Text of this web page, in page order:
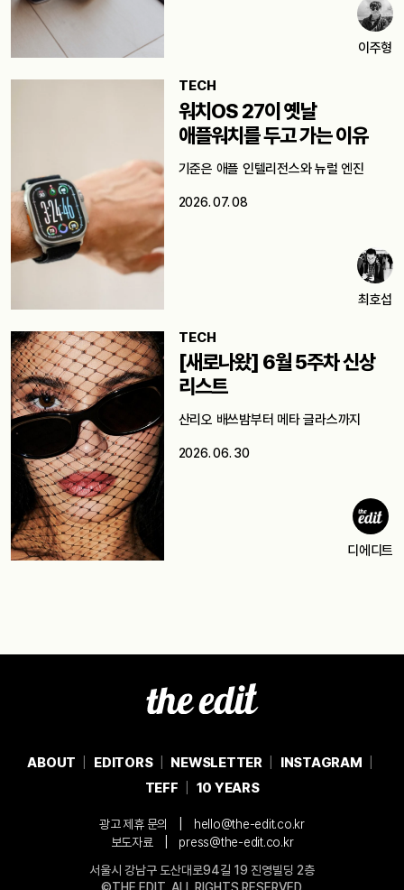
이주형
TECH
워치OS 27이 옛날
애플워치를 두고 가는 이유
기준은 애플 인텔리전스와 뉴럴 엔진
2026. 07. 08
최호섭
TECH
[새로나왔] 6월 5주차 신상
리스트
산리오 배쓰밤부터 메타 글라스까지
2026. 06. 30
디에디트
ABOUT EDITORS NEWSLETTER
INSTAGRAM
TEFF
10 YEARS
광고 제휴 문의
hello@the-edit.co.kr
보도자료
press@the-edit.co.kr
서울시 강남구 도산대로94길 19 진영빌딩 2층